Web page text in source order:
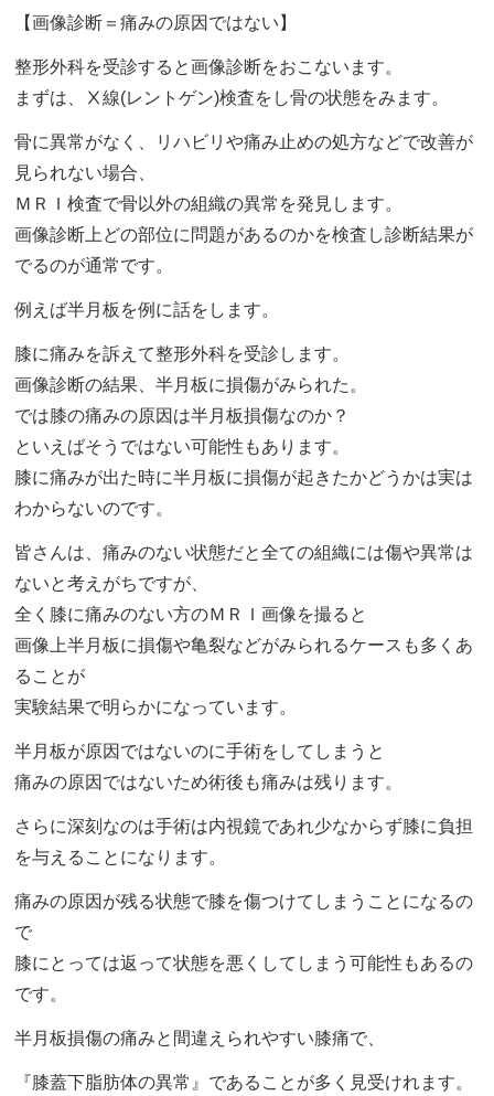
【画像診断＝痛みの原因ではない】
整形外科を受診すると画像診断をおこないます。
まずは、Ⅹ線(レントゲン)検査をし骨の状態をみます。
骨に異常がなく、リハビリや痛み止めの処方などで改善が
見られない場合、
ＭＲＩ検査で骨以外の組織の異常を発見します。
画像診断上どの部位に問題があるのかを検査し診断結果が
でるのが通常です。
例えば半月板を例に話をします。
膝に痛みを訴えて整形外科を受診します。
画像診断の結果、半月板に損傷がみられた。
では膝の痛みの原因は半月板損傷なのか？
といえばそうではない可能性もあります。
膝に痛みが出た時に半月板に損傷が起きたかどうかは実は
わからないのです。
皆さんは、痛みのない状態だと全ての組織には傷や異常は
ないと考えがちですが、
全く膝に痛みのない方のＭＲＩ画像を撮ると
画像上半月板に損傷や亀裂などがみられるケースも多くあ
ることが
実験結果で明らかになっています。
半月板が原因ではないのに手術をしてしまうと
痛みの原因ではないため術後も痛みは残ります。
さらに深刻なのは手術は内視鏡であれ少なからず膝に負担
を与えることになります。
痛みの原因が残る状態で膝を傷つけてしまうことになるの
で
膝にとっては返って状態を悪くしてしまう可能性もあるの
です。
半月板損傷の痛みと間違えられやすい膝痛で、
『膝蓋下脂肪体の異常』であることが多く見受けれます。